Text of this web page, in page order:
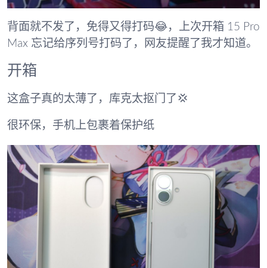
背面就不发了，免得又得打码😂，上次开箱 15 Pro
Max 忘记给序列号打码了，网友提醒了我才知道。
开箱
这盒子真的太薄了，库克太抠门了💢
很环保，手机上包裹着保护纸